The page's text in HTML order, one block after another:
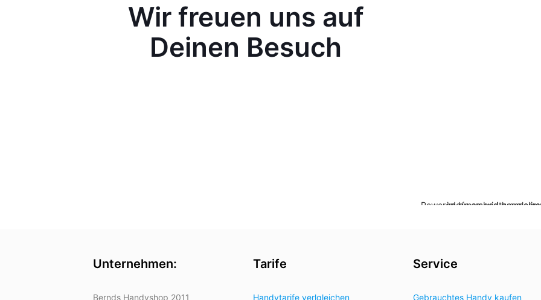
Wir freuen uns auf
Deinen Besuch
Powered by embed googlemaps nl & https://
Unternehmen:
Bernds Handyshop 2011
Tarife
Handytarife verlgleichen
Service
Gebrauchtes Handy kaufen